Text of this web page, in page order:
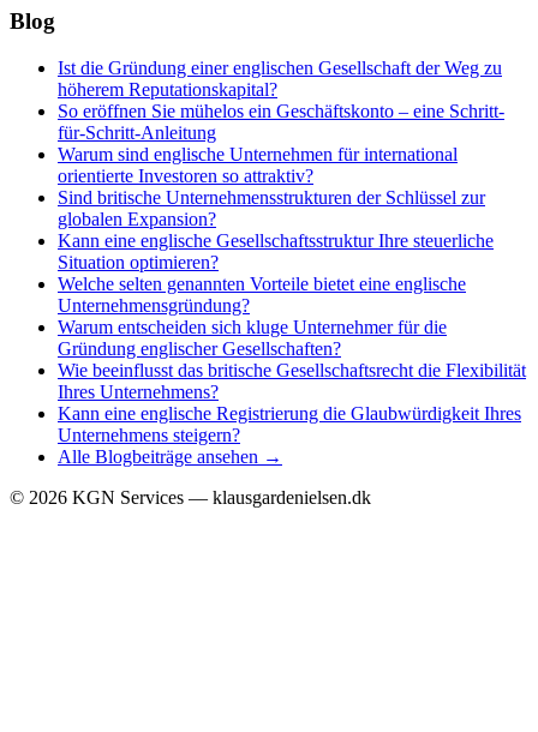
Blog
Ist die Gründung einer englischen Gesellschaft der Weg zu
höherem Reputationskapital?
So eröffnen Sie mühelos ein Geschäftskonto – eine Schritt-
für-Schritt-Anleitung
Warum sind englische Unternehmen für international
orientierte Investoren so attraktiv?
Sind britische Unternehmensstrukturen der Schlüssel zur
globalen Expansion?
Kann eine englische Gesellschaftsstruktur Ihre steuerliche
Situation optimieren?
Welche selten genannten Vorteile bietet eine englische
Unternehmensgründung?
Warum entscheiden sich kluge Unternehmer für die
Gründung englischer Gesellschaften?
Wie beeinflusst das britische Gesellschaftsrecht die Flexibilität
Ihres Unternehmens?
Kann eine englische Registrierung die Glaubwürdigkeit Ihres
Unternehmens steigern?
Alle Blogbeiträge ansehen →
© 2026 KGN Services — klausgardenielsen.dk